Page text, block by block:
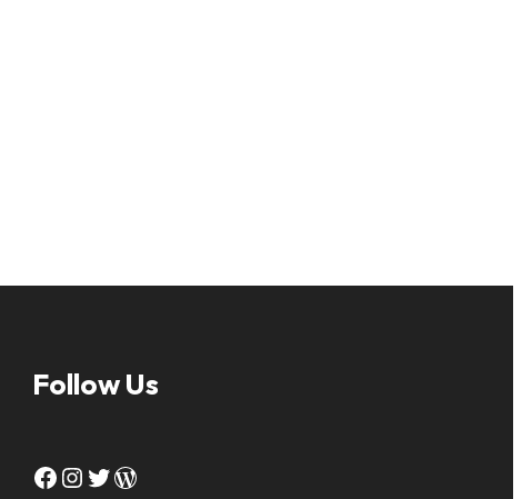
Follow Us
Facebook Instagram Twitter WordPress